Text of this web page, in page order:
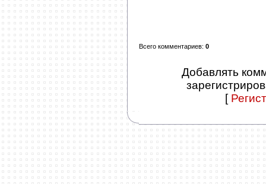
Всего комментариев: 0
Добавлять
[